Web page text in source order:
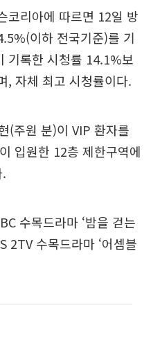
코리아에 따르면 12일 방
이하 전국기준)를 기
기록한 시청률 14.1%보
, 자체 최고 시청률이다.
(주원 분)이 VIP 환자를
입원한 12층 제한구역에
수목드라마 ‘밤을 걷는
2TV 수목드라마 ‘어셈블